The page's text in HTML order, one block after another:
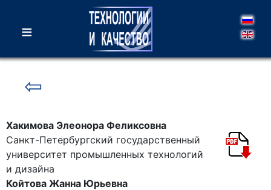
≡
⇦
Хакимова Элеонора Феликсовна
Санкт-Петербургский государственный
университет промышленных технологий
и дизайна
Койтова Жанна Юрьевна